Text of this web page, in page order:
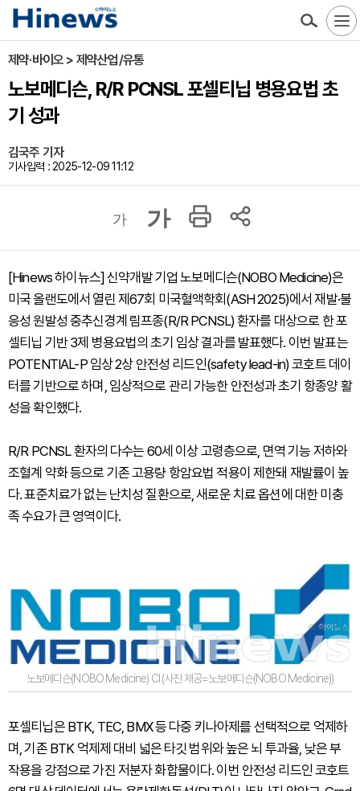
제약·바이오 > 제약산업/유통
노보메디슨, R/R PCNSL 포셀티닙 병용요법 초
기 성과
김국주 기자
기사입력 : 2025-12-09 11:12
가 가
[Hinews 하이뉴스] 신약개발 기업 노보메디슨(NOBO Medicine)은
미국 올랜도에서 열린 제67회 미국혈액학회(ASH 2025)에서 재발·불
응성 원발성 중추신경계 림프종(R/R PCNSL) 환자를 대상으로 한 포
셀티닙 기반 3제 병용요법의 초기 임상 결과를 발표했다. 이번 발표는
POTENTIAL-P 임상 2상 안전성 리드인(safety lead-in) 코호트 데이
터를 기반으로 하며, 임상적으로 관리 가능한 안전성과 초기 항종양 활
성을 확인했다.
R/R PCNSL 환자의 다수는 60세 이상 고령층으로, 면역 기능 저하와
조혈계 약화 등으로 기존 고용량 항암요법 적용이 제한돼 재발률이 높
다. 표준치료가 없는 난치성 질환으로, 새로운 치료 옵션에 대한 미충
족 수요가 큰 영역이다.
노보메디슨(NOBO Medicine) CI (사진 제공=노보메디슨(NOBO Medicine))
포셀티닙은 BTK, TEC, BMX 등 다중 키나아제를 선택적으로 억제하
며, 기존 BTK 억제제 대비 넓은 타깃 범위와 높은 뇌 투과율, 낮은 부
작용을 강점으로 가진 저분자 화합물이다. 이번 안전성 리드인 코호트